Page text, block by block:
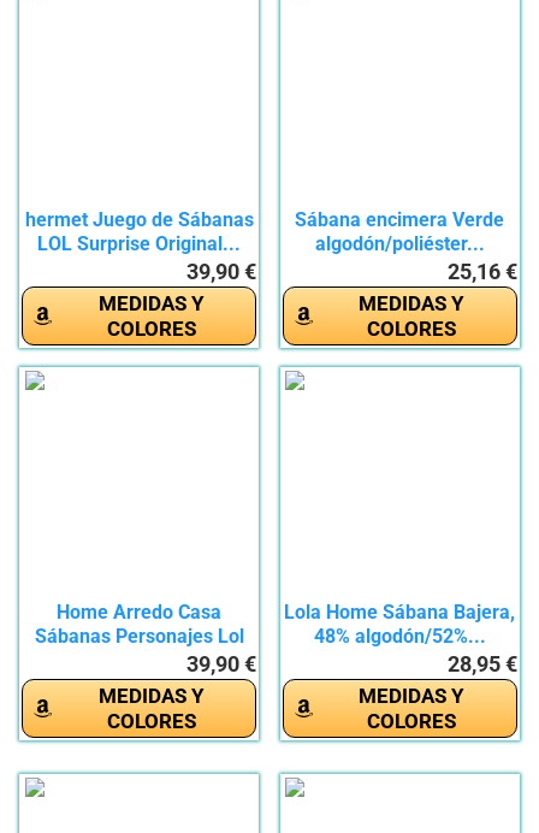
hermet Juego de Sábanas
LOL Surprise Original...
39,90 €
MEDIDAS Y
COLORES
Sábana encimera Verde
algodón/poliéster...
25,16 €
MEDIDAS Y
COLORES
Home Arredo Casa
Sábanas Personajes Lol
Para Cama...39,90 €
MEDIDAS Y
COLORES
Lola Home Sábana Bajera,
48% algodón/52%...
28,95 €
MEDIDAS Y
COLORES